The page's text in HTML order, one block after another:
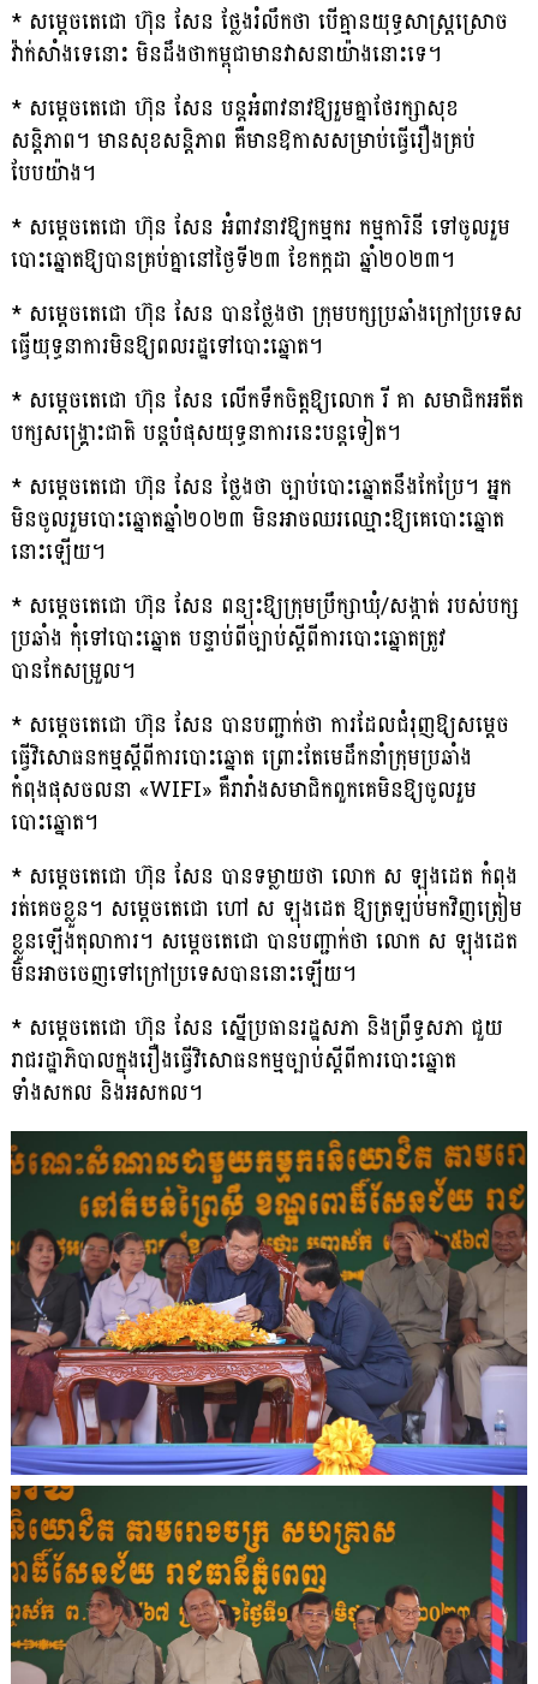
* សម្តេចតេជោ ហ៊ុន សែន ថ្លែងរំលឹកថា បើគ្មានយុទ្ធសាស្ត្រស្រោច
វ៉ាក់សាំងទេនោះ មិនដឹងថាកម្ពុជាមានវាសនាយ៉ាងនោះទេ។
* សម្តេចតេជោ ហ៊ុន សែន បន្តអំពាវនាវឱ្យរួមគ្នាថែរក្សាសុខ
សន្តិភាព។ មានសុខសន្តិភាព គឺមានឱកាសសម្រាប់ធ្វើរឿងគ្រប់
បែបយ៉ាង។
* សម្តេចតេជោ ហ៊ុន សែន អំពាវនាវឱ្យកម្មករ កម្មការិនី ទៅចូលរួម
បោះឆ្នោតឱ្យបានគ្រប់គ្នានៅថ្ងៃទី២៣ ខែកក្កដា ឆ្នាំ២០២៣។
* សម្តេចតេជោ ហ៊ុន សែន បានថ្លែងថា ក្រុមបក្សប្រឆាំងក្រៅប្រទេស
ធ្វើយុទ្ធនាការមិនឱ្យពលរដ្ឋទៅបោះឆ្នោត។
* សម្តេចតេជោ ហ៊ុន សែន លើកទឹកចិត្តឱ្យលោក រី គា សមាជិកអតីត
បក្សសង្គ្រោះជាតិ បន្តបំផុសយុទ្ធនាការនេះបន្តទៀត។
* សម្តេចតេជោ ហ៊ុន សែន ថ្លែងថា ច្បាប់បោះឆ្នោតនឹងកែប្រែ។ អ្នក
មិនចូលរួមបោះឆ្នោតឆ្នាំ២០២៣ មិនអាចឈរឈ្មោះឱ្យគេបោះឆ្នោត
នោះឡើយ។
* សម្តេចតេជោ ហ៊ុន សែន ពន្យុះឱ្យក្រុមប្រឹក្សាឃុំ/សង្កាត់ របស់បក្ស
ប្រឆាំង កុំទៅបោះឆ្នោត បន្ទាប់ពីច្បាប់ស្តីពីការបោះឆ្នោតត្រូវ
បានកែសម្រួល។
* សម្តេចតេជោ ហ៊ុន សែន បានបញ្ជាក់ថា ការដែលជំរុញឱ្យសម្តេច
ធ្វើវិសោធនកម្មស្តីពីការបោះឆ្នោត ព្រោះតែមេដឹកនាំក្រុមប្រឆាំង
កំពុងផុសចលនា «WIFI» គឺរារាំងសមាជិកពួកគេមិនឱ្យចូលរួម
បោះឆ្នោត។
* សម្តេចតេជោ ហ៊ុន សែន បានទម្លាយថា លោក ស ឡុងដេត កំពុង
រត់គេចខ្លួន។ សម្តេចតេជោ ហៅ ស ឡុងដេត ឱ្យត្រឡប់មកវិញត្រៀម
ខ្លួនឡើងតុលាការ។ សម្តេចតេជោ បានបញ្ជាក់ថា លោក ស ឡុងដេត
មិនអាចចេញទៅក្រៅប្រទេសបាននោះឡើយ។
* សម្តេចតេជោ ហ៊ុន សែន ស្នើប្រធានរដ្ឋសភា និងព្រឹទ្ធសភា ជួយ
រាជរដ្ឋាភិបាលក្នុងរឿងធ្វើវិសោធនកម្មច្បាប់ស្តីពីការបោះឆ្នោត
ទាំងសកល និងអសកល។